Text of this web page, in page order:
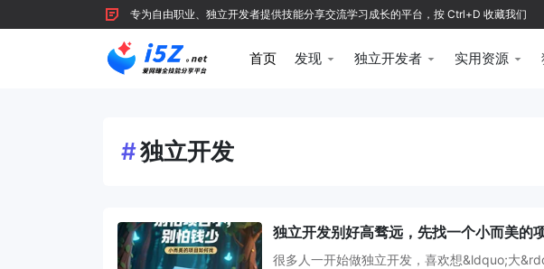
专为自由职业、独立开发者提供技能分享交流学习成长的平台，按 Ctrl+D 收藏我们
首页 发现 独立开发者 实用资源
#独立开发
独立开发别好高骛远，先找一个小而美的
很多人一开始做独立开发，喜欢想&ldquo;大